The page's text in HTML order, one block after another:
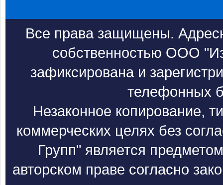
Все права защищены.
собственностью ООО
зафиксирована и
телефонных
Незаконное копирование,
коммерческих целях без
Групп" является
авторском праве согласно